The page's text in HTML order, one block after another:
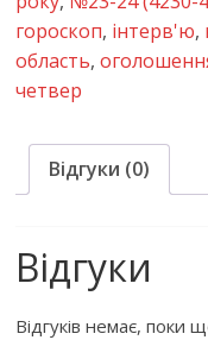
гороскоп, інтерв'ю,
область,
четвер
Відгуки (0)
Відгуки
Відгуків немає, поки